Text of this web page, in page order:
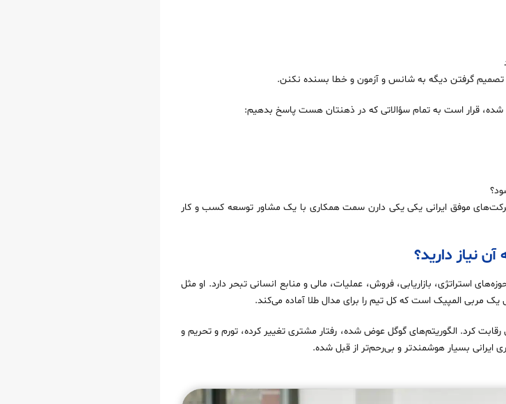
گرفتن دیگه به شانس و آزمون و خطا بسنده نکنن.
شده، قرار است به تمام سؤالاتی که در ذهنتان هست پاسخ بدهیم:
شرکت‌های موفق ایرانی یکی یکی دارن سمت همکاری با یک مشاور توسعه کسب و کار
نیاز دارید؟
بازاریابی، فروش، عملیات، مالی و منابع انسانی تبحر دارد. او مثل
المپیک است که کل تیم را برای مدال طلا آماده می‌کند.
۱۴۰۴ (۲۰۲۵) دیگر نمی‌شود با روش‌های ۱۰ سال پیش رقابت کرد. الگوریتم‌های گوگل عوض شده، رفتار مشتری تغییر کرده، تورم و تحریم و
بسیار هوشمندتر و بی‌رحم‌تر از قبل شده.